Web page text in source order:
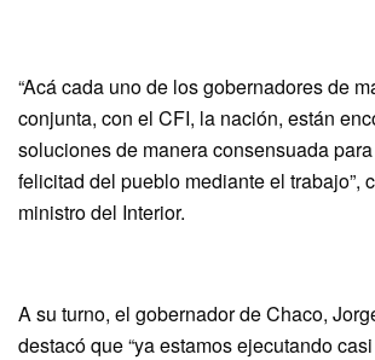
“Acá cada uno de los gobernadores de
conjunta, con el CFI, la nación, están
soluciones de manera consensuada
felicitad del pueblo mediante el trabajo”,
ministro del Interior.
A su turno, el gobernador de Chaco,
destacó que “ya estamos ejecutando